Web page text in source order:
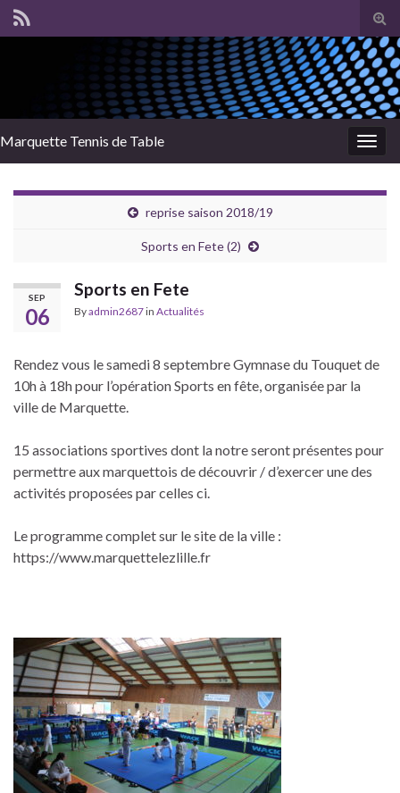
Marquette Tennis de Table
reprise saison 2018/19
Sports en Fete (2)
SEP
06
Sports en Fete
Byadmin2687in Actualités
Rendez vous le samedi 8 septembre Gymnase du Touquet de
10h à 18h pour l’opération Sports en fête, organisée par la
ville de Marquette.
15 associations sportives dont la notre seront présentes pour
permettre aux marquettois de découvrir / d’exercer une des
activités proposées par celles ci.
Le programme complet sur le site de la ville :
https://www.marquettelezlille.fr